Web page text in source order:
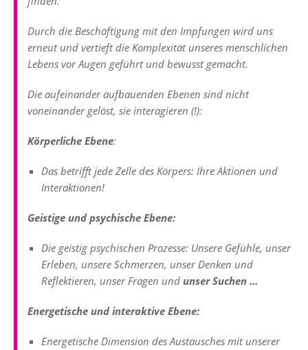
Durch die Beschäftigung mit den Impfungen wird uns
erneut und vertieft die Komplexität unseres menschlichen
Lebens vor Augen geführt und bewusst gemacht.
Die aufeinander aufbauenden Ebenen sind nicht
voneinander gelöst, sie interagieren (!):
Körperliche Ebene:
Das betrifft jede Zelle des Körpers: Ihre Aktionen und
Interaktionen!
Geistige und psychische Ebene:
Die geistig psychischen Prozesse: Unsere Gefühle, unser
Erleben, unsere Schmerzen, unser Denken und
Reflektieren, unser Fragen und unser Suchen …
Energetische und interaktive Ebene:
Energetische Dimension des Austausches mit unserer